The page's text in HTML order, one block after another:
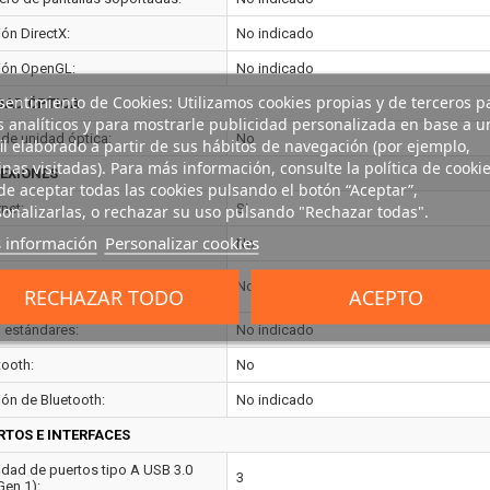
DirectX: No indicado
OpenGL: No indicado
ÓPTICA
unidad óptica: No
Si
No
de datos:
No indicado
estándares: No indicado
No
de Bluetooth: No indicado
E INTERFACES
de puertos tipo A USB 3.0
1):
3
de Cookies: Utilizamos cookies propias y de terceros
analíticos y para mostrarle publicidad personalizada en base a
elaborado a partir de sus hábitos de navegación (por ejemplo,
visitadas). Para más información, consulte la política de
aceptar todas las cookies pulsando el botón “Aceptar”,
o rechazar su uso pulsando "Rechazar todas".
información Personalizar cookies
RECHAZAR TODO ACEPTO